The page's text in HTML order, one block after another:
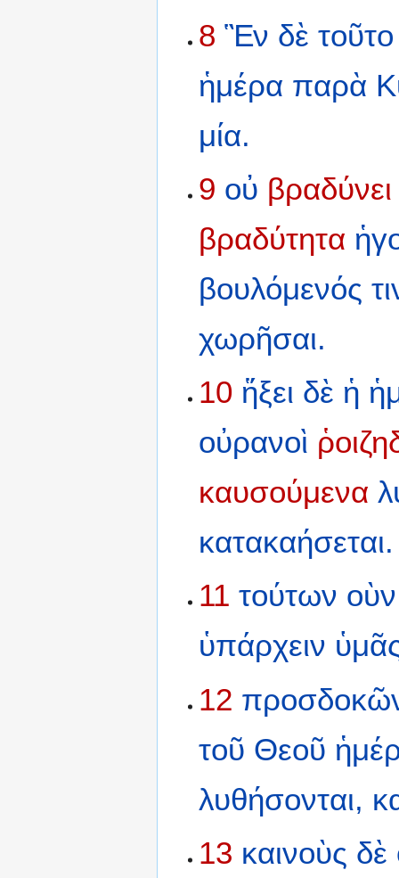
8 Ἓν δὲ τοῦτο
ἡμέρα παρὰ
μία.
9 οὐ βραδύνει
βραδύτητα
βουλόμενός
χωρῆσαι.
10 ἥξει δὲ ἡ
οὐρανοὶ
καυσούμενα
κατακαήσεται.
11 τούτων οὺν
ὑπάρχειν
12
τοῦ Θεοῦ
λυθήσονται,
13 καινοὺς δὲ